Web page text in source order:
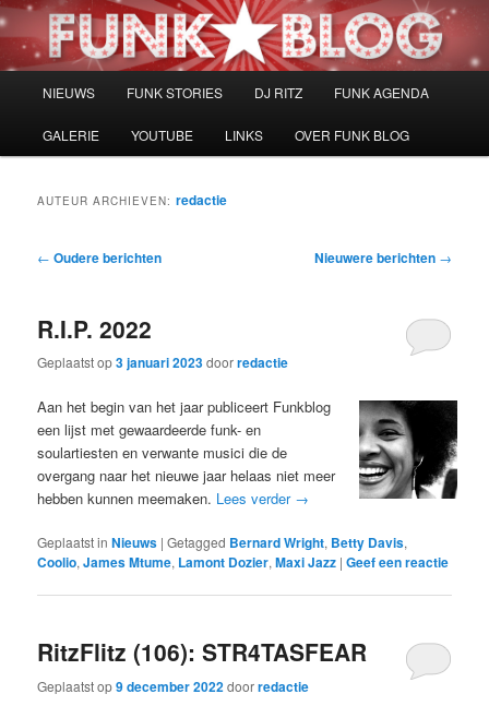
Spring
naar
Spring
naar
NIEUWS FUNK STORIES DJ RITZ FUNK AGENDA
GALERIE YOUTUBE LINKS OVER FUNK BLOG
AUTEUR ARCHIEVEN:redactie
Bericht
← Oudere berichten Nieuwere berichten →
R.I.P. 2022
Geplaatst op3 januari 2023doorredactie
Aan het begin van het jaar publiceert Funkblog
een lijst met gewaardeerde funk- en
soulartiesten en verwante musici die de
overgang naar het nieuwe jaar helaas niet meer
hebben kunnen meemaken. Lees verder →
Geplaatst in Nieuws |Getagged Bernard Wright, Betty Davis,
Coolio,James Mtume, Lamont Dozier,Maxi Jazz |Geef een reactie
RitzFlitz (106): STR4TASFEAR
Geplaatst op9 december 2022doorredactie